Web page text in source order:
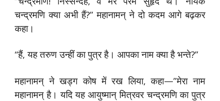
चन्द्रमणि क्या अभी हैं?” महानामन् ने दो कदम आगे बढ़कर
कहा।
“हैं, यह तरुण उन्हीं का पुत्र है। आपका नाम क्या है भन्ते?”
महानामन् ने खड्ग कोष में रख लिया, कहा—”मेरा नाम
महानामन् है। यदि यह आयुष्मान् मित्रवर चन्द्रमणि का पुत्र